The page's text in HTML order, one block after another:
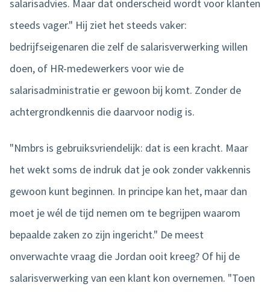
salarisadvies. Maar dat onderscheid wordt voor klanten
steeds vager." Hij ziet het steeds vaker:
bedrijfseigenaren die zelf de salarisverwerking willen
doen, of HR-medewerkers voor wie de
salarisadministratie er gewoon bij komt. Zonder de
achtergrondkennis die daarvoor nodig is.
"Nmbrs is gebruiksvriendelijk: dat is een kracht. Maar
het wekt soms de indruk dat je ook zonder vakkennis
gewoon kunt beginnen. In principe kan het, maar dan
moet je wél de tijd nemen om te begrijpen waarom
bepaalde zaken zo zijn ingericht." De meest
onverwachte vraag die Jordan ooit kreeg? Of hij de
salarisverwerking van een klant kon overnemen. "Toen